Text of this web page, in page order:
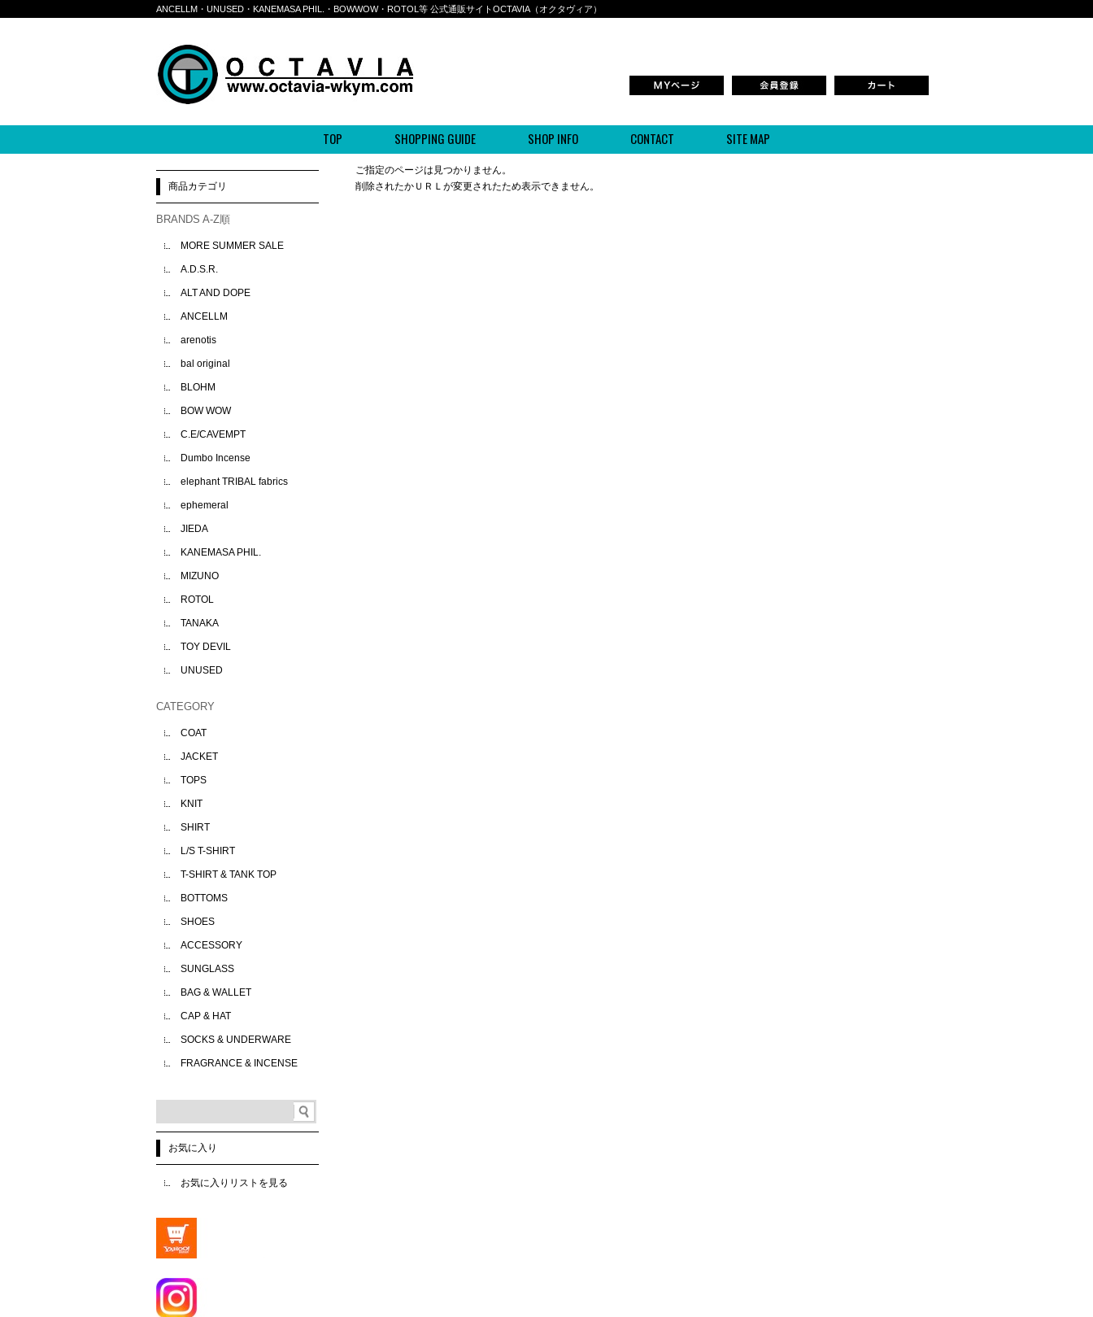
ANCELLM・UNUSED・KANEMASA PHIL.・BOWWOW・ROTOL等 公式通販サイトOCTAVIA（オクタヴィア）
TOP SHOPPING GUIDE SHOP INFO CONTACT SITE MAP
ご指定のページは見つかりません。
削除されたかＵＲＬが変更されたため表示できません。
商品カテゴリ
BRANDS A-Z順
MORE SUMMER SALE
A.D.S.R.
ALT AND DOPE
ANCELLM
arenotis
bal original
BLOHM
BOW WOW
C.E/CAVEMPT
Dumbo Incense
elephant TRIBAL fabrics
ephemeral
JIEDA
KANEMASA PHIL.
MIZUNO
ROTOL
TANAKA
TOY DEVIL
UNUSED
CATEGORY
COAT
JACKET
TOPS
KNIT
SHIRT
L/S T-SHIRT
T-SHIRT & TANK TOP
BOTTOMS
SHOES
ACCESSORY
SUNGLASS
BAG & WALLET
CAP & HAT
SOCKS & UNDERWARE
FRAGRANCE & INCENSE
お気に入り
お気に入りリストを見る